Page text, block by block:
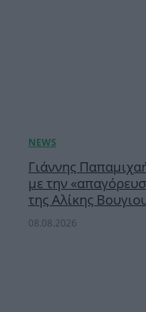
Γιάννης
με την
της Αλίκης
08.08.2026